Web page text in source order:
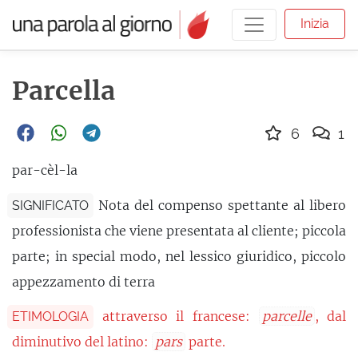
Inizia
Parcella
par-cèl-la
SIGNIFICATO
Nota del compenso spettante al libero
professionista che viene presentata al cliente; piccola
parte; in special modo, nel lessico giuridico, piccolo
appezzamento di terra
ETIMOLOGIA attraverso il francese: parcelle , dal
diminutivo del latino: pars parte.
6 1